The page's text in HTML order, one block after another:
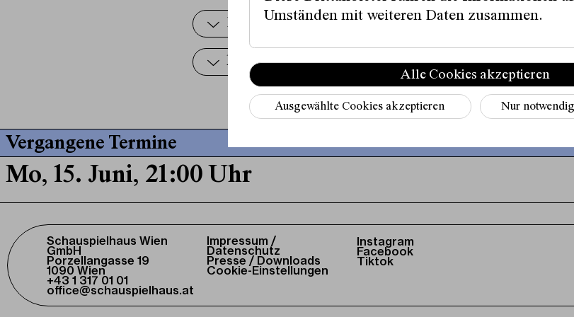
Biografie einer Befremdlichen oder „die leise Lust am
kratzen
Vergangene Termine
Mo, 15. Juni, 21:00 Uhr
Schauspielhaus Wien
GmbH
Porzellangasse 19
1090 Wien
+43 1 317 01 01
office@schauspielhaus.at
Impressum /
Datenschutz
Presse / Downloads
Cookie-Einstellungen
Instagram
Facebook
Tiktok
Umständen mit weiteren Daten zusammen.
Alle Cookies akzeptieren
Ausgewählte Cookies akzeptieren Nur